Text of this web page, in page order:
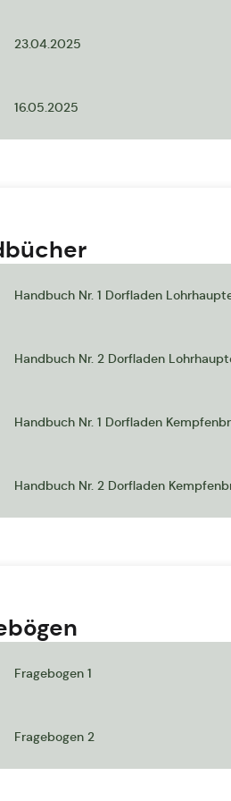
23.04.2025
16.05.2025
Handbuch Nr. 1 Dorfladen
Handbuch Nr. 2 Dorfladen
Handbuch Nr. 1 Dorfladen
Handbuch Nr. 2 Dorfladen
Fragebogen 1
Fragebogen 2